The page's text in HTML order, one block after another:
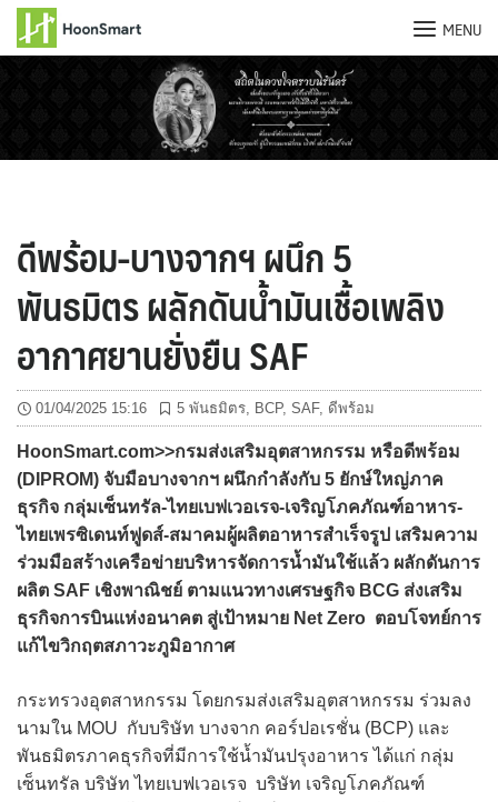
MENU
ดีพร้อม-บางจากฯ ผนึก 5
พันธมิตร ผลักดันน้ำมันเชื้อเพลิง
อากาศยานยั่งยืน SAF
01/04/2025 15:16 5 พันธมิตร BCP, SAF, ดีพร้อม
HoonSmart.com>>กรมส่งเสริมอุตสาหกรรม หรือดีพร้อม
(DIPROM) จับมือบางจากฯ ผนึกกำลังกับ 5 ยักษ์ใหญ่ภาค
ธุรกิจ กลุ่มเซ็นทรัล-ไทยเบฟเวอเรจ-เจริญโภคภัณฑ์อาหาร-
ไทยเพรซิเดนท์ฟูดส์-สมาคมผู้ผลิตอาหารสำเร็จรูป เสริมความ
ร่วมมือสร้างเครือข่ายบริหารจัดการน้ำมันใช้แล้ว ผลักดันการ
ผลิต SAF เชิงพาณิชย์ ตามแนวทางเศรษฐกิจ BCG ส่งเสริม
ธุรกิจการบินแห่งอนาคต สู่เป้าหมาย Net Zero ตอบโจทย์การ
แก้ไขวิกฤตสภาวะภูมิอากาศ
กระทรวงอุตสาหกรรม โดยกรมส่งเสริมอุตสาหกรรม ร่วมลง
นามใน MOU กับบริษัท บางจาก คอร์ปอเรชั่น (BCP) และ
พันธมิตรภาคธุรกิจที่มีการใช้น้ำมันปรุงอาหาร ได้แก่ กลุ่ม
เซ็นทรัล บริษัท ไทยเบฟเวอเรจ บริษัท เจริญโภคภัณฑ์